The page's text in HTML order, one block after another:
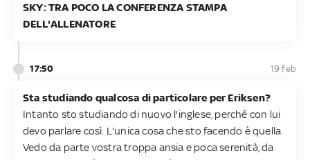
SKY: TRA POCO LA CONFERENZA STAMPA
DELL'ALLENATORE
17:50 19 feb
Sta studiando qualcosa di particolare per Eriksen?
Intanto sto studiando di nuovo l'inglese, perché con lui
devo parlare così. L'unica cosa che sto facendo è quella.
Vedo da parte vostra troppa ansia e poca serenità, da